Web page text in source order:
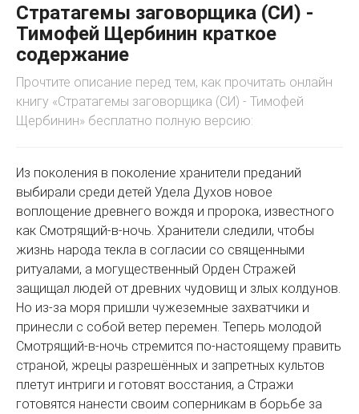
Стратагемы заговорщика (СИ) -
Тимофей Щербинин краткое
содержание
Прочтите описание перед тем, как прочитать онлайн
книгу «Стратагемы заговорщика (СИ) - Тимофей
Щербинин» бесплатно полную версию:
Из поколения в поколение хранители преданий
выбирали среди детей Удела Духов новое
воплощение древнего вождя и пророка, известного
как Смотрящий-в-ночь. Хранители следили, чтобы
жизнь народа текла в согласии со священными
ритуалами, а могущественный Орден Стражей
защищал людей от древних чудовищ и злых колдунов.
Но из-за моря пришли чужеземные захватчики и
принесли с собой ветер перемен. Теперь молодой
Смотрящий-в-ночь стремится по-настоящему править
страной, жрецы разрешённых и запретных культов
плетут интриги и готовят восстания, а Стражи
готовятся нанести своим соперникам в борьбе за